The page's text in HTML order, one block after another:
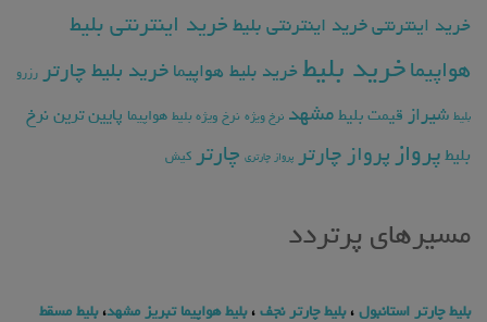
خرید اینترنتی خرید اینترنتی بلیط خرید اینترنتی بلیط
هواپیما خرید بلیط خرید بلیط هواپیما خرید بلیط چارتر رزرو
بلیط شیراز قیمت بلیط مشهد نرخ ویژه نرخ ویژه بلیط هواپیما پایین ترین نرخ
بلیط پرواز پرواز چارتر پرواز چارتری چارتر کیش
مسیرهای پرتردد
بلیط چارتر استانبول ،بلیط چارتر نجف ،بلیط هواپیما تبریز مشهد،بلیط مسقط